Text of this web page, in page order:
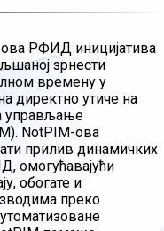
РФИД иницијатива
зрнести
времену у
директно утиче на
управљање
NotPIM-ова
прилив динамичких
омогућавајући
обогате и
преко